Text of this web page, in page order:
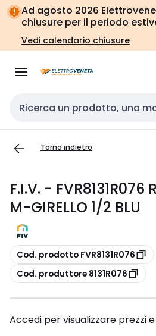
Vai alla
navigazione
Vai
alla
pagina
Ad agosto 2026
chiusure per il periodo
Vedi calendario chiusure
Cerca input
Torna indietro
F.I.V. - FVR8131R076
M-GIRELLO 1/2 BLU
copia
Cod. prodotto FVR8131R076
copia
Cod. produttore 8131R076
Accedi per visualizzare prezzi